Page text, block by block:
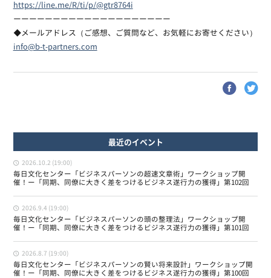
https://line.me/R/ti/p/@gtr8764i
ーーーーーーーーーーーーーーーーーーーー
◆メールアドレス（ご感想、ご質問など、お気軽にお寄せください）
info@b-t-partners.com
最近のイベント
2026.10.2 (19:00)
毎日文化センター「ビジネスパーソンの超速文章術」ワークショップ開
催！ー「同期、同僚に大きく差をつけるビジネス遂行力の獲得」第102回
2026.9.4 (19:00)
毎日文化センター「ビジネスパーソンの頭の整理法」ワークショップ開
催！ー「同期、同僚に大きく差をつけるビジネス遂行力の獲得」第101回
2026.8.7 (19:00)
毎日文化センター「ビジネスパーソンの賢い将来設計」ワークショップ開
催！ー「同期、同僚に大きく差をつけるビジネス遂行力の獲得」第100回